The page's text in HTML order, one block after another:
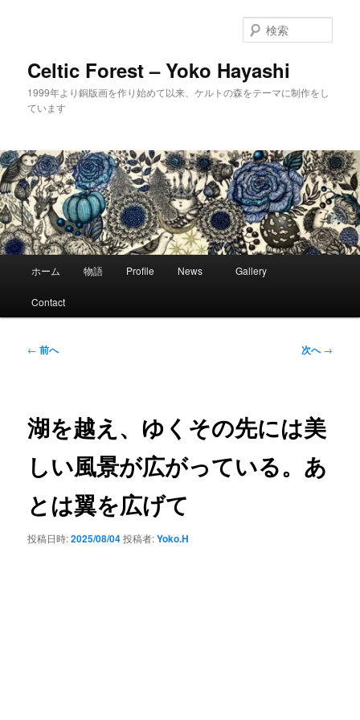
移
動
Celtic Forest – Yoko Hayashi
1999年より銅版画を作り始めて以来、ケルトの森をテーマに制作をし
ています
索
ホーム 物語 Profile News Gallery
Contact
投
ゲ
ー
ョ
ン
← 前へ 次へ→
湖を越え、ゆくその先には美
しい風景が広がっている。あ
とは翼を広げて
投稿日時:2025/08/04投稿者:Yoko.H